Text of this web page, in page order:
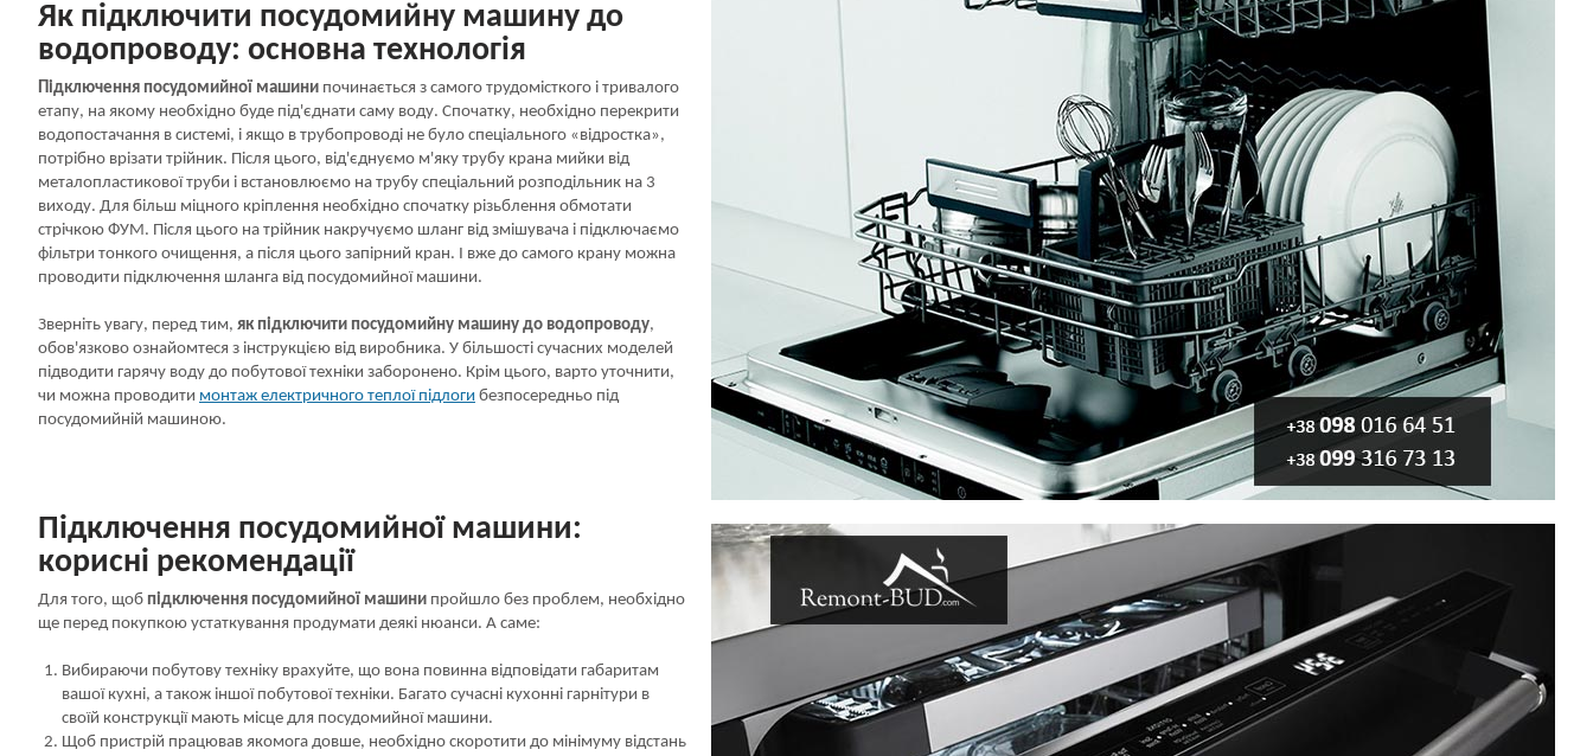
Як підключити посудомийну машину до
водопроводу: основна технологія
Підключення посудомийної машини починається з самого трудомісткого і тривалого
етапу, на якому необхідно буде під'єднати саму воду. Спочатку, необхідно перекрити
водопостачання в системі, і якщо в трубопроводі не було спеціального «відростка»,
потрібно врізати трійник. Після цього, від'єднуємо м'яку трубу крана мийки від
металопластикової труби і встановлюємо на трубу спеціальний розподільник на 3
виходу. Для більш міцного кріплення необхідно спочатку різьблення обмотати
стрічкою ФУМ. Після цього на трійник накручуємо шланг від змішувача і підключаємо
фільтри тонкого очищення, а після цього запірний кран. І вже до самого крану можна
проводити підключення шланга від посудомийної машини.
Зверніть увагу, перед тим, як підключити посудомийну машину до водопроводу,
обов'язково ознайомтеся з інструкцією від виробника. У більшості сучасних моделей
підводити гарячу воду до побутової техніки заборонено. Крім цього, варто уточнити,
чи можна проводити монтаж електричного теплої підлоги безпосередньо під
посудомийній машиною.
Підключення посудомийної машини:
корисні рекомендації
Для того, щоб підключення посудомийної машини пройшло без проблем, необхідно
ще перед покупкою устаткування продумати деякі нюанси. А саме:
Вибираючи побутову техніку врахуйте, що вона повинна відповідати габаритам
вашої кухні, а також іншої побутової техніки. Багато сучасні кухонні гарнітури в
своїй конструкції мають місце для посудомийної машини.
Щоб пристрій працював якомога довше, необхідно скоротити до мінімуму відстань